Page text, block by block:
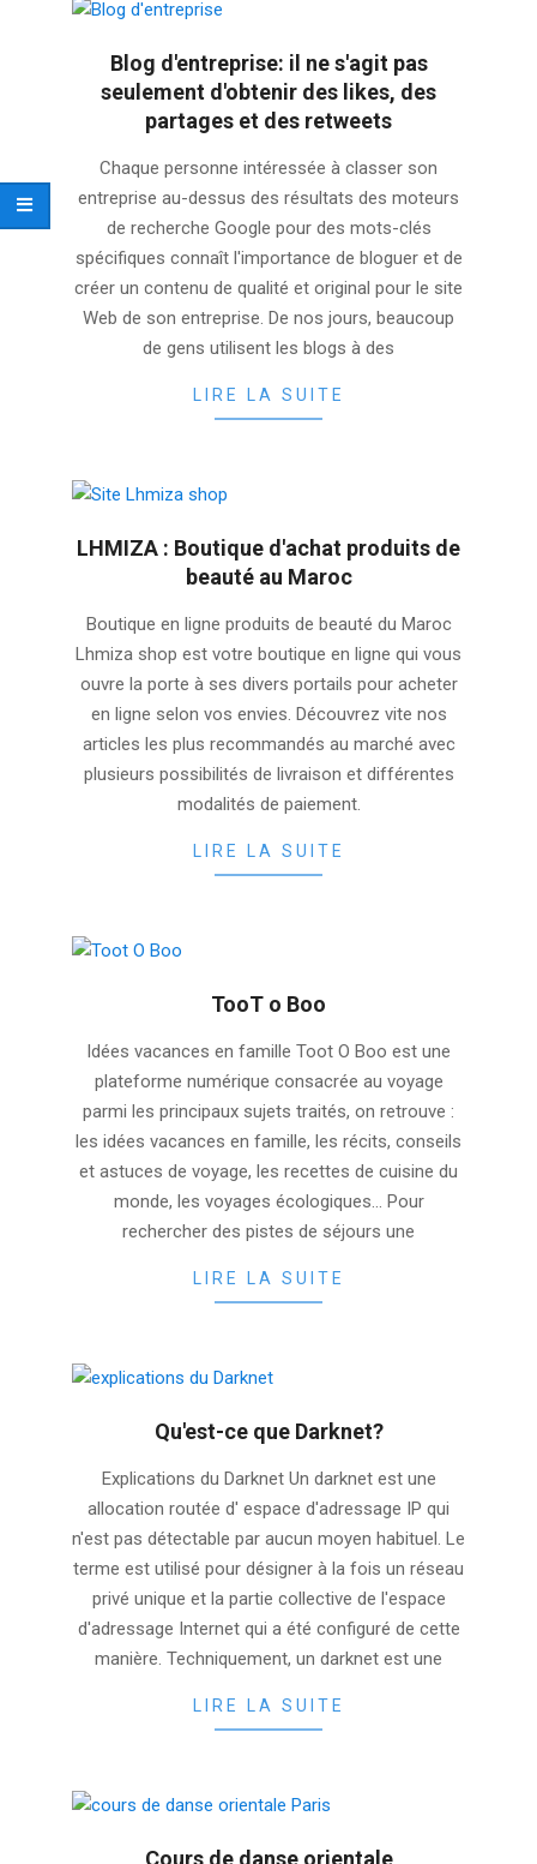
Blog d'entreprise: il ne s'agit pas
seulement d'obtenir des likes, des
partages et des retweets
21
Chaque personne intéressée à classer son
entreprise au-dessus des résultats des moteurs
de recherche Google pour des mots-clés
spécifiques connaît l'importance de bloguer et de
créer un contenu de qualité et original pour le site
Web de son entreprise. De nos jours, beaucoup
de gens utilisent les blogs à des
LIRE LA SUITE
LHMIZA : Boutique d'achat produits de
beauté au Maroc
11-
20
Boutique en ligne produits de beauté du Maroc
Lhmiza shop est votre boutique en ligne qui vous
ouvre la porte à ses divers portails pour acheter
en ligne selon vos envies. Découvrez vite nos
articles les plus recommandés au marché avec
plusieurs possibilités de livraison et différentes
modalités de paiement.
LIRE LA SUITE
TooT o Boo
11-Idées vacances en famille Toot O Boo est une
plateforme numérique consacrée au voyage
parmi les principaux sujets traités, on retrouve :
les idées vacances en famille, les récits, conseils
et astuces de voyage, les recettes de cuisine du
monde, les voyages écologiques... Pour
rechercher des pistes de séjours une
LIRE LA SUITE
Qu'est-ce que Darknet?
18
Explications du Darknet Un darknet est une
allocation routée d' espace d'adressage IP qui
n'est pas détectable par aucun moyen habituel. Le
terme est utilisé pour désigner à la fois un réseau
privé unique et la partie collective de l'espace
d'adressage Internet qui a été configuré de cette
manière. Techniquement, un darknet est une
LIRE LA SUITE
Cours de danse orientale